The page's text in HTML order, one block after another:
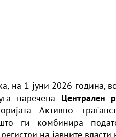
на 1 јуни 2026 година,
наречена Централен
Активно
ги комбинира
на јавните